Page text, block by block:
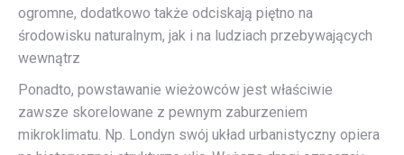
ogromne, dodatkowo także odciskają piętno na
środowisku naturalnym, jak i na ludziach przebywających
wewnątrz
Ponadto, powstawanie wieżowców jest właściwie
zawsze skorelowane z pewnym zaburzeniem
mikroklimatu. Np. Londyn swój układ urbanistyczny opiera